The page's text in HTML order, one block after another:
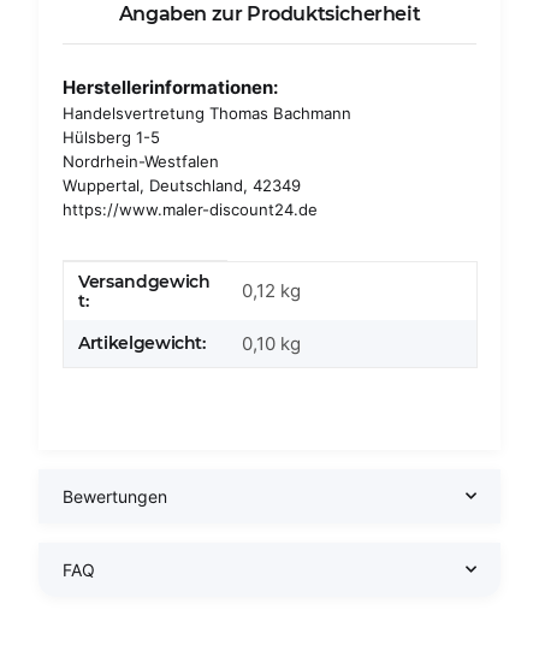
Angaben zur Produktsicherheit
Herstellerinformationen:
Handelsvertretung Thomas Bachmann
Hülsberg 1-5
Nordrhein-Westfalen
Wuppertal, Deutschland, 42349
https://www.maler-discount24.de
Produkteigenschaft
Wert
Versandgewich
t:
0,12 kg
Artikelgewicht: 0,10 kg
Bewertungen
FAQ